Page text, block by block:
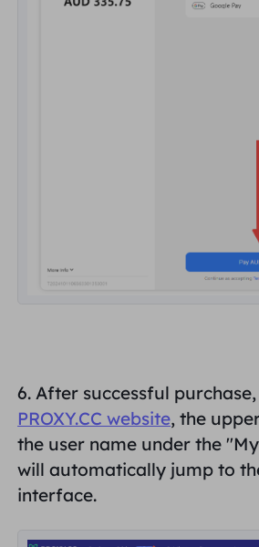
6. After successful
PROXY.CC website, the
the user name under the "
will automatically jump to
interface.